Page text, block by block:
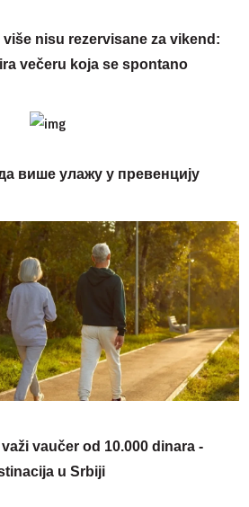
nisu rezervisane za vikend:
večeru koja se spontano
више улажу у превенцију
vaučer od 10.000 dinara -
u Srbiji